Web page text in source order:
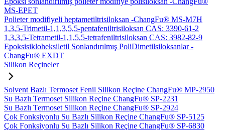
MS-EPET
Polieter modifiyeli heptametiltrisiloksan -ChangFu® MS-M7H
1,3,5-Trimetil-1,1,3,5,5-pentafeniltrisiloksan CAS: 3390-61-2
1,3,3,5-Tetrametil-1,1,5,5-tetrafeniltrisiloksan CAS: 3982-82-9
Epoksisikloheksiletil Sonlandırılmış PoliDimetilsiloksanlar -
ChangFu® EXDT
Silikon Reçineler
Solvent Bazlı Termoset Fenil Silikon Reçine ChangFu® MP-2950
Su Bazlı Termoset Silikon Reçine ChangFu® SP-2231
Su Bazlı Termoset Silikon Reçine ChangFu® SP-2924
Çok Fonksiyonlu Su Bazlı Silikon Reçine ChangFu® SP-5125
Çok Fonksiyonlu Su Bazlı Silikon Reçine ChangFu® SP-6830